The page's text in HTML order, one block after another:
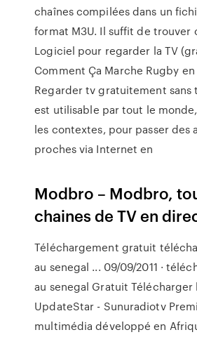
chaînes compilées dans un
format M3U. Il suffit de trouver
Logiciel pour regarder la TV
Comment Ça Marche Rugby
Regarder tv gratuitement sans
est utilisable par tout le
les contextes, pour passer des
proches via Internet en
Modbro – Modbro,
chaines de TV en
Téléchargement gratuit
au senegal ... 09/09/2011 ·
au senegal Gratuit Télécharger
UpdateStar - Sunuradiotv
multimédia développé en